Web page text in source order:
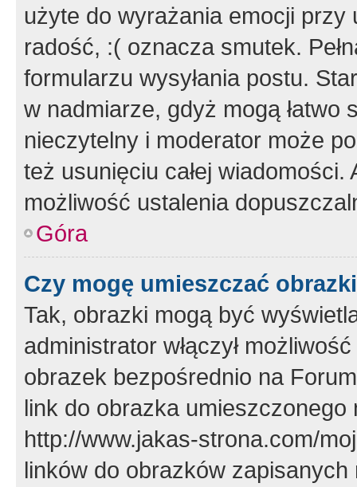
użyte do wyrażania emocji
radość, :( oznacza smutek.
formularzu wysyłania postu.
w nadmiarze, gdyż mogą
nieczytelny i moderator może
też usunięciu całej
możliwość ustalenia
Góra
Czy mogę umieszczać
Tak, obrazki mogą być
administrator włączył
obrazek bezpośrednio na
link do obrazka
http://www.jakas-strona.com/
linków do obrazków